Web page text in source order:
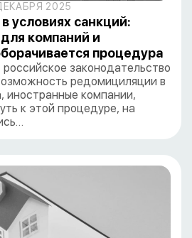
2025
условиях санкций:
компаний и
процедура
законодательство
редомициляции в
иностранные компании,
к этой процедуре, на